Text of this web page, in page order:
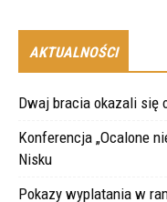
AKTUALNOŚCI
Dwaj bracia okazali się
Konferencja „Ocalone
Nisku
Pokazy wyplatania w